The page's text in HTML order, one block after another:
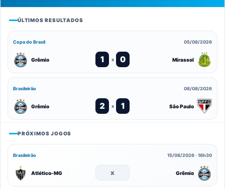
ÚLTIMOS RESULTADOS
Copa do Brasil 05/08/2026
Grêmio 1 x 0 Mirassol
Brasileirão 08/08/2026
Grêmio 2 x 1 São Paulo
PRÓXIMOS JOGOS
Brasileirão 15/08/2026 · 16h30
Atlético-MG x Grêmio